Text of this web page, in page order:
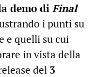
demo di Final
i punti su
e quelli su cui
in vista della
del 3